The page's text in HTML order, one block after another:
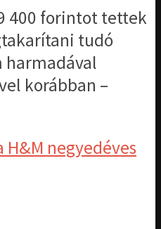
400 forintot tettek
tudó
harmadával
korábban –